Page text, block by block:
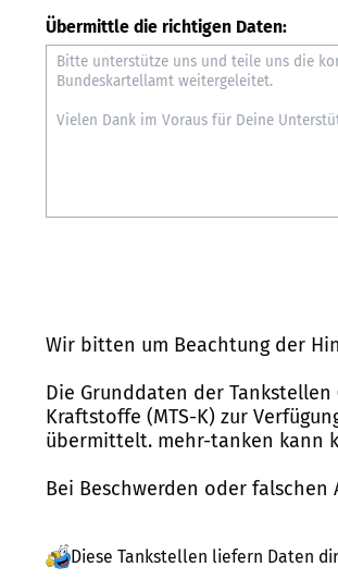
Übermittle die richtigen Daten:
Wir bitten um Beachtung der
Die Grunddaten der
Kraftstoffe (MTS-K) zur
übermittelt. mehr-tanken kann
Bei Beschwerden oder
Diese Tankstellen liefern Daten